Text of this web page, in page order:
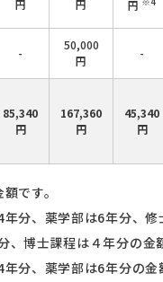
円
円
円
-
50,000
円
-
85,340
円
167,360
円
45,340
円
です。
分、薬学部は6年分、修
、博士課程は４年分の金
分、薬学部は6年分の金